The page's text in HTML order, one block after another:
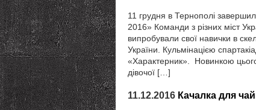
11 грудня в Тернополі
2016» Команди з різних міст
випробували свої навички в
України. Кульмінацією
«Характерник». Новинкою
дівочої […]
11.12.2016 Качалка для